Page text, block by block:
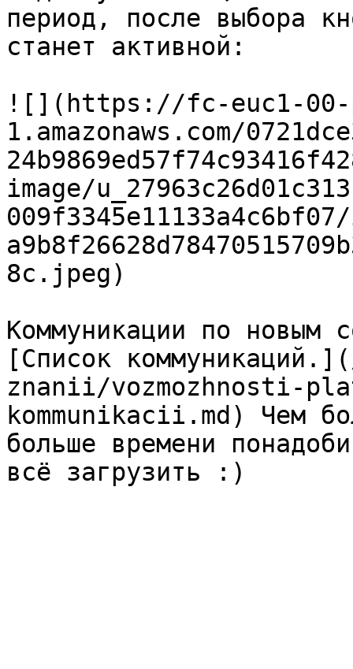
период, после выбора
станет активной:
![](https://fc-euc1-00-
1.amazonaws.com/
image/
8c.jpeg)
Коммуникации по новым
[Список
znanii/vozmozhnosti-
kommunikacii.md) Чем
больше времени